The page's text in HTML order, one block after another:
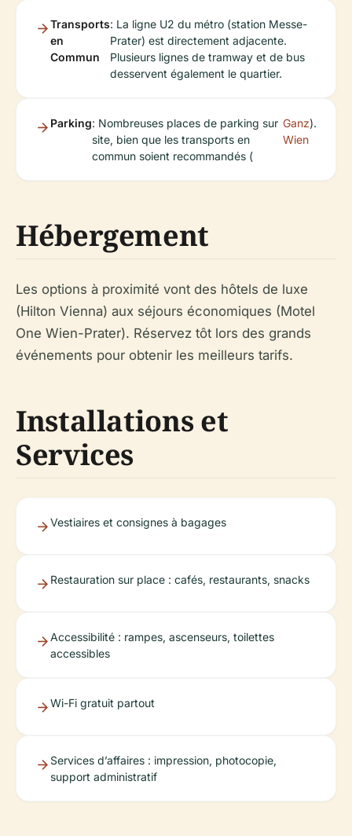
Transports
en
Commun
: La ligne U2 du métro (station Messe-
Prater) est directement adjacente.
Plusieurs lignes de tramway et de bus
desservent également le quartier.
Parking: Nombreuses places de parking sur
site, bien que les transports en
commun soient recommandés (
Ganz
Wien
).
Hébergement
Les options à proximité vont des hôtels de luxe
(Hilton Vienna) aux séjours économiques (Motel
One Wien-Prater). Réservez tôt lors des grands
événements pour obtenir les meilleurs tarifs.
Installations et
Services
Vestiaires et consignes à bagages
Restauration sur place : cafés, restaurants, snacks
Accessibilité : rampes, ascenseurs, toilettes
accessibles
Wi-Fi gratuit partout
Services d’affaires : impression, photocopie,
support administratif